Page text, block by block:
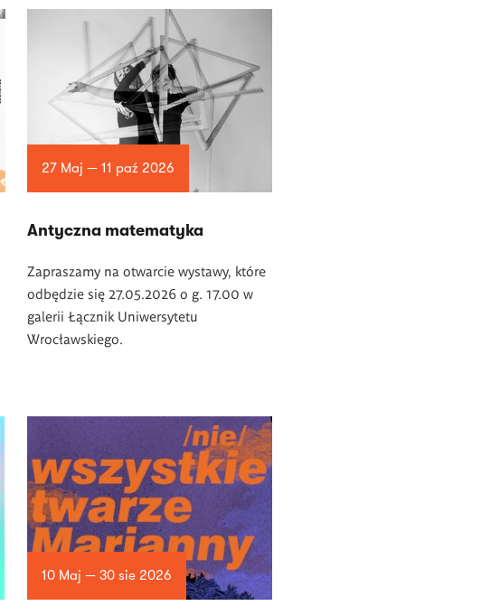
27 Maj — 11 paź 2026
Antyczna matematyka
Zapraszamy na otwarcie wystawy, które
odbędzie się 27.05.2026 o g. 17.00 w
galerii Łącznik Uniwersytetu
Wrocławskiego.
10 Maj — 30 sie 2026